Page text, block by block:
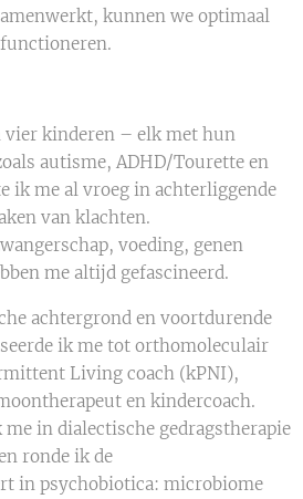
kunnen we optimaal
functioneren.
vier kinderen – elk met hun
autisme, ADHD/Tourette en
ik me al vroeg in achterliggende
van klachten.
voeding, genen
me altijd gefascineerd.
achtergrond en voortdurende
ik me tot orthomoleculair
Living coach (kPNI),
en kindercoach.
me in dialectische gedragstherapie
ronde ik de
in psychobiotica: microbiome